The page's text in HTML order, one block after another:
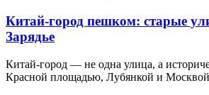
Китай-город пешком: старые
Зарядье
Китай-город — не одна улица, а
Красной площадью, Лубянкой и